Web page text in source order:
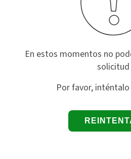
En estos momentos no
solicitud
Por favor,